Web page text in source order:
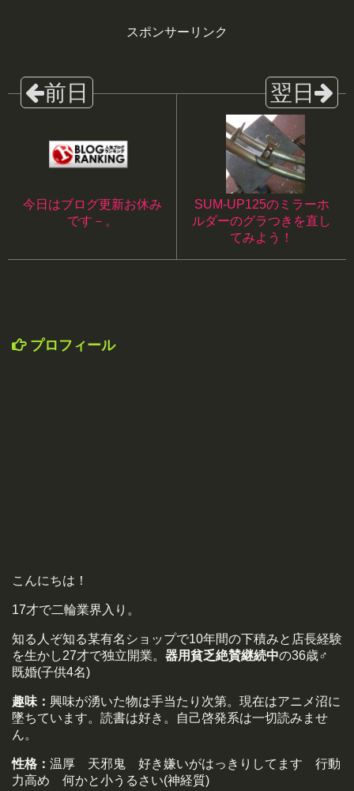
スポンサーリンク
今日はブログ更新お休み
です－。
SUM-UP125のミラーホ
ルダーのグラつきを直し
てみよう！
プロフィール
こんにちは！
17才で二輪業界入り。
知る人ぞ知る某有名ショップで10年間の下積みと店長経験
を生かし27才で独立開業。 器用貧乏絶賛継続中の36歳♂
既婚(子供4名)
趣味： 興味が湧いた物は手当たり次第。現在はアニメ沼に
墜ちています。読書は好き。自己啓発系は一切読みませ
ん。
性格： 温厚 天邪鬼 好き嫌いがはっきりしてます 行動
力高め 何かと小うるさい(神経質)